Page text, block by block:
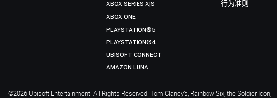
XBOX SERIES X|S
XBOX ONE
PLAYSTATION®5
PLAYSTATION®4
UBISOFT CONNECT
AMAZON LUNA
行为准则
©2026 Ubisoft Entertainment. All Rights Reserved. Tom Clancy’s, Rainbow Six, the Soldier Icon,